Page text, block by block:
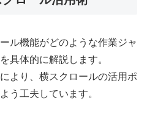
ル機能がどのような作業ジャ
具体的に解説します。
より、横スクロールの活用ポ
う工夫しています。